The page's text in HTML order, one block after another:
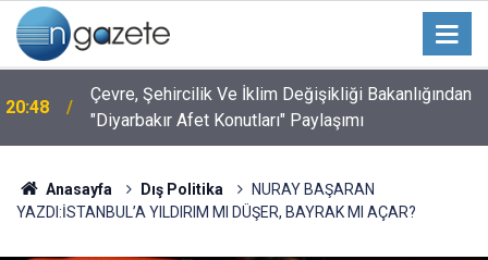
20:48
Çevre, Şehircilik Ve İklim Değişikliği Bakanlığından
"Diyarbakır Afet Konutları" Paylaşımı
Anasayfa Dış Politika
NURAY BAŞARAN
YAZDI:İSTANBUL’A YILDIRIM MI DÜŞER, BAYRAK MI AÇAR?